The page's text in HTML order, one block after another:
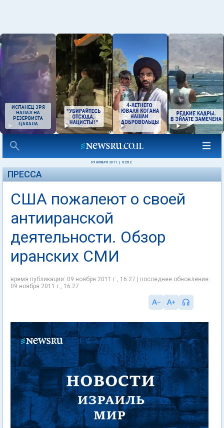
ИСПАНЕЦ ЗРЯ
НАПАЛ НА
РЕЗЕРВИСТА
ЦАХАЛА
09 НОЯБРЯ 2011 02:02
ПРЕССА
США пожалеют о своей
антииранской
деятельности. Обзор
иранских СМИ
время публикации: 09 ноября 2011 г., 16:27 | последнее обновление:
09 ноября 2011 г., 16:27